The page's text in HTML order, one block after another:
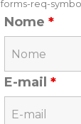
forms-req-
Nome *
E-mail *